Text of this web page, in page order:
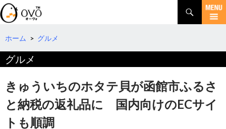
検
索
コ
テ
ツ
へ
ホーム > グルメ
グルメ
きゅういちのホタテ貝が函館市ふるさ
と納税の返礼品に 国内向けのECサイ
トも順調